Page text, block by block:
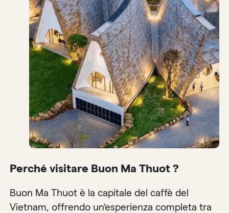
Perché visitare Buon Ma Thuot ?
Buon Ma Thuot è la capitale del caffè del
Vietnam, offrendo un’esperienza completa tra